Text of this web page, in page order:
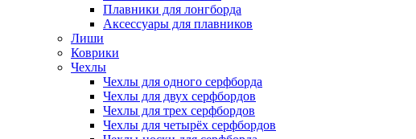
Плавники для лонгборда
Аксессуары для плавников
Лиши
Коврики
Чехлы
Чехлы для одного серфборда
Чехлы для двух серфбордов
Чехлы для трех серфбордов
Чехлы для четырёх серфбордов